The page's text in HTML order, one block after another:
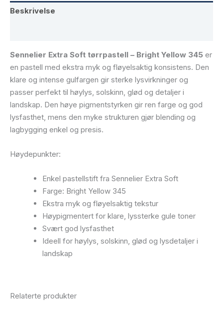
Beskrivelse
Sennelier Extra Soft tørrpastell – Bright Yellow 345 er
en pastell med ekstra myk og fløyelsaktig konsistens. Den
klare og intense gulfargen gir sterke lysvirkninger og
passer perfekt til høylys, solskinn, glød og detaljer i
landskap. Den høye pigmentstyrken gir ren farge og god
lysfasthet, mens den myke strukturen gjør blending og
lagbygging enkel og presis.
Høydepunkter:
Enkel pastellstift fra Sennelier Extra Soft
Farge: Bright Yellow 345
Ekstra myk og fløyelsaktig tekstur
Høypigmentert for klare, lyssterke gule toner
Svært god lysfasthet
Ideell for høylys, solskinn, glød og lysdetaljer i
landskap
Relaterte produkter